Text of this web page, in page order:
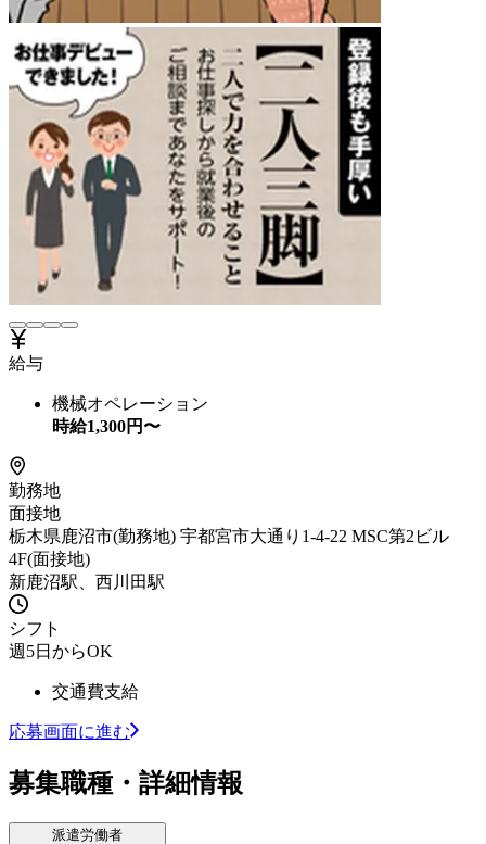
給与
機械オペレーション
時給1,300円〜
勤務地
面接地
栃木県鹿沼市(勤務地) 宇都宮市大通り1-4-22 MSC第2ビル
4F(面接地)
新鹿沼駅、西川田駅
シフト
週5日からOK
交通費支給
応募画面に進む
募集職種・詳細情報
派遣労働者